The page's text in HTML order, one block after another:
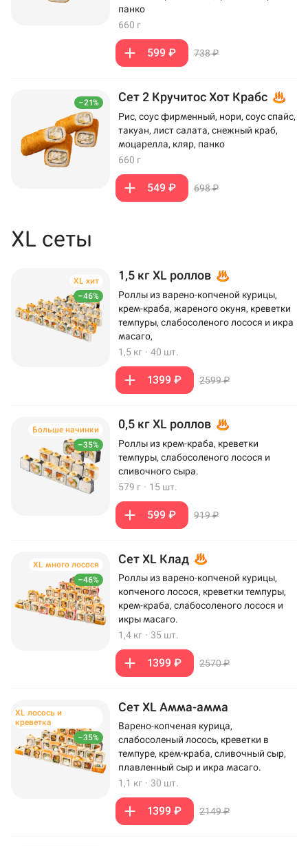
панко
660 г
599 ₽ 738 ₽
–21% Сет 2 Кручитос Хот Крабс
Рис, соус фирменный, нори, соус спайс,
такуан, лист салата, снежный краб,
моцарелла, кляр, панко
660 г
549 ₽ 698 ₽
XL сеты
–46%
XL хит 1,5 кг XL роллов
Роллы из варено-копченой курицы,
крем-краба, жареного окуня, креветки
темпуры, слабосоленого лосося и икра
масаго,
1,5 кг · 40 шт.
1399 ₽ 2599 ₽
–35%
Больше начинки 0,5 кг XL роллов
Роллы из крем-краба, креветки
темпуры, слабосоленого лосося и
сливочного сыра.
579 г · 15 шт.
599 ₽ 919 ₽
–46%
XL много лосося Сет XL Клад
Роллы из варено-копченой курицы,
копченого лосося, креветки темпуры,
крем-краба, слабосоленого лосося и
икры масаго.
1,4 кг · 35 шт.
1399 ₽ 2570 ₽
–35%
XL лосось и
креветка
Сет XL Амма-амма
Варено-копченая курица,
слабосоленый лосось, креветки в
темпуре, крем-краба, сливочный сыр,
плавленный сыр и икра масаго.
1,1 кг · 30 шт.
1399 ₽ 2149 ₽